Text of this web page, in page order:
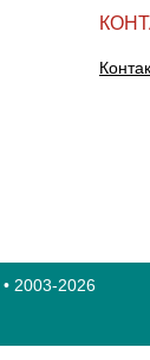
2003-2026